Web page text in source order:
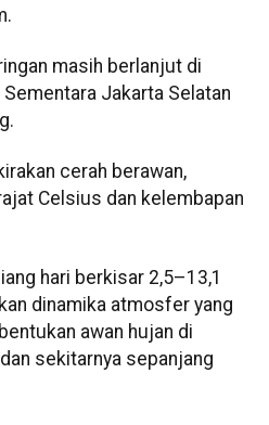
masih berlanjut di
Jakarta Selatan
cerah berawan,
Celsius dan kelembapan
hari berkisar 2,5–13,1
dinamika atmosfer yang
awan hujan di
sekitarnya sepanjang